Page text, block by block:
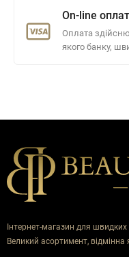
On-line
Оплата
якого банку,
Інтернет-магазин для
Великий асортимент, відмінна